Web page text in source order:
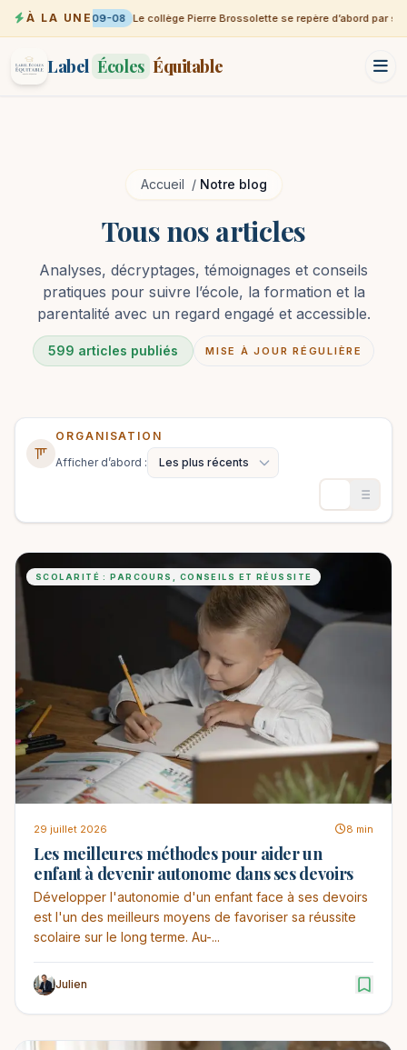
À LA UNE09-08 Le collège Pierre Brossolette se repère d’abord par sa
Label Écoles Équitable
Accueil / Notre blog
Tous nos articles
Analyses, décryptages, témoignages et conseils
pratiques pour suivre l’école, la formation et la
parentalité avec un regard engagé et accessible.
599 articles publiés MISE À JOUR RÉGULIÈRE
ORGANISATION
Afficher d’abord :
SCOLARITÉ : PARCOURS, CONSEILS ET RÉUSSITE
29 juillet 2026 8 min
Les meilleures méthodes pour aider un
enfant à devenir autonome dans ses devoirs
Développer l'autonomie d'un enfant face à ses devoirs
est l'un des meilleurs moyens de favoriser sa réussite
scolaire sur le long terme. Au-...
Julien